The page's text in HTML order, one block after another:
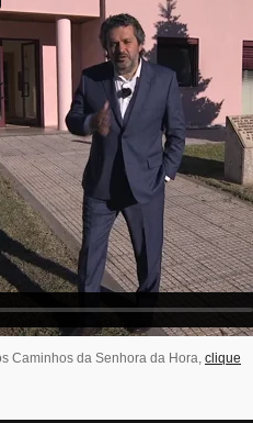
Caminhos da Senhora da Hora, clique